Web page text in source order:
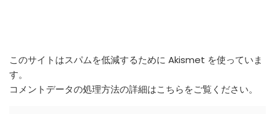
このサイトはスパムを低減するために Akismet を使っていま
す。
コメントデータの処理方法の詳細はこちらをご覧ください。